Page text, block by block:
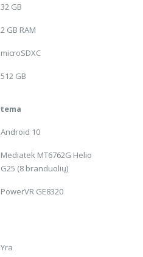
32 GB
2 GB RAM
microSDXC
512 GB
Android 10
Mediatek MT6762G Helio
G25 (8 branduolių)
PowerVR GE8320
Yra